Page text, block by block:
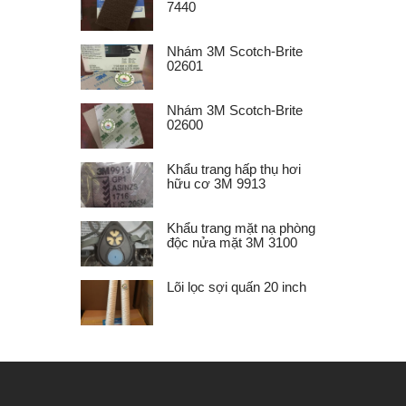
7440
Nhám 3M Scotch-Brite
02601
Nhám 3M Scotch-Brite
02600
Khẩu trang hấp thụ hơi
hữu cơ 3M 9913
Khẩu trang mặt nạ phòng
độc nửa mặt 3M 3100
Lõi lọc sợi quấn 20 inch